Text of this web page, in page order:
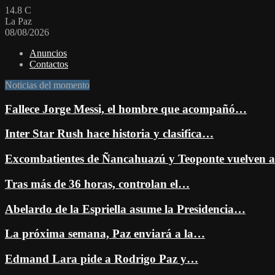
14.8 C
La Paz
08/08/2026
Anuncios
Contactos
Noticias del momento
Fallece Jorge Messi, el hombre que acompañó…
Inter Star Rush hace historia y clasifica…
Excombatientes de Ñancahuazú y Teoponte vuelven
Tras más de 36 horas, controlan el…
Abelardo de la Espriella asume la Presidencia…
La próxima semana, Paz enviará a la…
Edmand Lara pide a Rodrigo Paz y…